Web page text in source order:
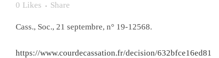
0 Likes Share
Cass., Soc., 21 septembre, n° 19-12568.
https://www.courdecassation.fr/decision/632bfce16ed81